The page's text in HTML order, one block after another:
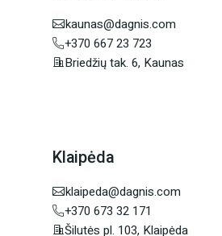
kaunas@dagnis.com
+370 667 23 723
Briedžių tak. 6, Kaunas
Klaipėda
klaipeda@dagnis.com
+370 673 32 171
Šilutės pl. 103, Klaipėda